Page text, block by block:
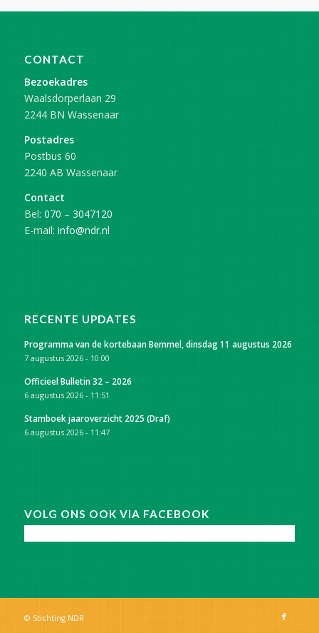
CONTACT
Bezoekadres
Waalsdorperlaan 29
2244 BN Wassenaar
Postadres
Postbus 60
2240 AB Wassenaar
Contact
Bel: 070 – 3047120
E-mail: info@ndr.nl
RECENTE UPDATES
Programma van de kortebaan Bemmel, dinsdag 11 augustus 2026
7 augustus 2026 - 10:00
Officieel Bulletin 32 – 2026
6 augustus 2026 - 11:51
Stamboek jaaroverzicht 2025 (Draf)
6 augustus 2026 - 11:47
VOLG ONS OOK VIA FACEBOOK
© Stichting NDR